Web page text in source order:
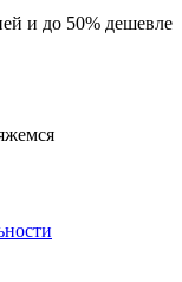
и до 50% дешевле